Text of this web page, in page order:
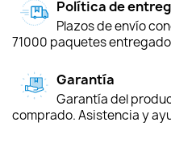
Política de
Plazos de envío
71000 paquetes
Garantía
Garantía del
comprado. Asistencia y